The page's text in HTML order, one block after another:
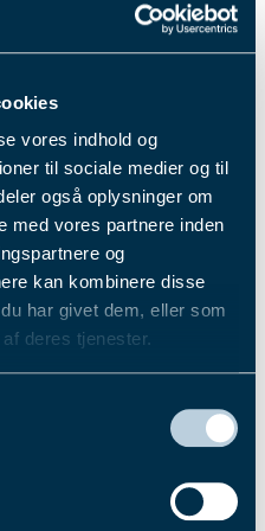
vores indhold og
til sociale medier og til
også oplysninger om
med vores partnere inden
og
kan kombinere disse
har givet dem, eller som
deres tjenester.
som du
til DM i monté, men
en rigtig sport – det
meget." Det var også
sig særligt til at
at være med i
så
de giver
monté-rejsen helt fra
på de sidste 15-20 år.